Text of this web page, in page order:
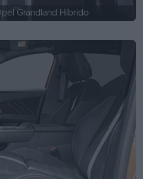
Grandland Híbrido